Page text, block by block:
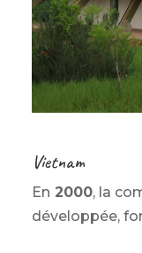
Vietnam
En 2000, la
développée,